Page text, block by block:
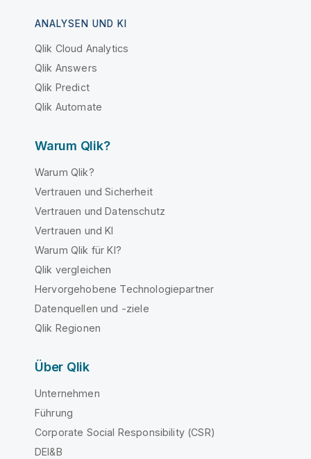
ANALYSEN UND KI
Qlik Cloud Analytics
Qlik Answers
Qlik Predict
Qlik Automate
Warum Qlik?
Warum Qlik?
Vertrauen und Sicherheit
Vertrauen und Datenschutz
Vertrauen und KI
Warum Qlik für KI?
Qlik vergleichen
Hervorgehobene Technologiepartner
Datenquellen und -ziele
Qlik Regionen
Über Qlik
Unternehmen
Führung
Corporate Social Responsibility (CSR)
DEI&B